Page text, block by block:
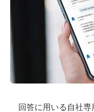
回答に用いる自社専